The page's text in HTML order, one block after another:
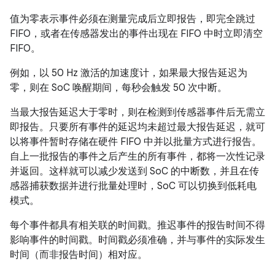
值为零表示事件必须在测量完成后立即报告，即完全跳过
FIFO，或者在传感器发出的事件出现在 FIFO 中时立即清空
FIFO。
例如，以 50 Hz 激活的加速度计，如果最大报告延迟为
零，则在 SoC 唤醒期间，每秒会触发 50 次中断。
当最大报告延迟大于零时，则在检测到传感器事件后无需立
即报告。只要所有事件的延迟均未超过最大报告延迟，就可
以将事件暂时存储在硬件 FIFO 中并以批量方式进行报告。
自上一批报告的事件之后产生的所有事件，都将一次性记录
并返回。这样就可以减少发送到 SoC 的中断数，并且在传
感器捕获数据并进行批量处理时，SoC 可以切换到低耗电
模式。
每个事件都具有相关联的时间戳。推迟事件的报告时间不得
影响事件的时间戳。时间戳必须准确，并与事件的实际发生
时间（而非报告时间）相对应。